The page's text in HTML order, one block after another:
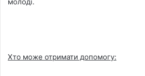
молоді.
Хто може отримати допомогу: